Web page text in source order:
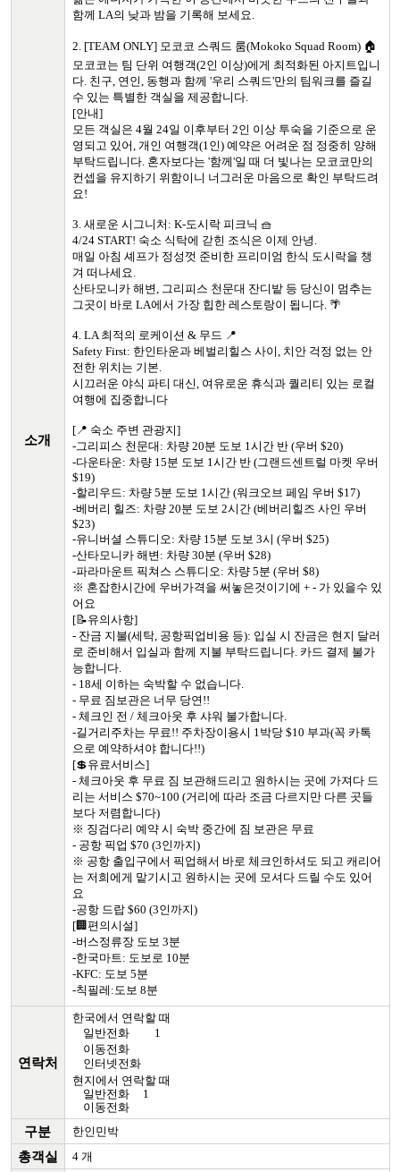
소개
함께 LA의 낮과 밤을 기록해 보세요.
2. [TEAM ONLY] 모코코 스쿼드 룸(Mokoko Squad Room) 🏠
모코코는 팀 단위 여행객(2인 이상)에게 최적화된 아지트입니
다. 친구, 연인, 동행과 함께 '우리 스쿼드'만의 팀워크를 즐길
수 있는 특별한 객실을 제공합니다.
[안내]
모든 객실은 4월 24일 이후부터 2인 이상 투숙을 기준으로 운
영되고 있어, 개인 여행객(1인) 예약은 어려운 점 정중히 양해
부탁드립니다. 혼자보다는 '함께'일 때 더 빛나는 모코코만의
컨셉을 유지하기 위함이니 너그러운 마음으로 확인 부탁드려
요!
3. 새로운 시그니처: K-도시락 피크닉 🧺
4/24 START! 숙소 식탁에 갇힌 조식은 이제 안녕.
매일 아침 셰프가 정성껏 준비한 프리미엄 한식 도시락을 챙
겨 떠나세요.
산타모니카 해변, 그리피스 천문대 잔디밭 등 당신이 멈추는
그곳이 바로 LA에서 가장 힙한 레스토랑이 됩니다. 🌴
4. LA 최적의 로케이션 & 무드 📍
Safety First: 한인타운과 베벌리힐스 사이, 치안 걱정 없는 안
전한 위치는 기본.
시끄러운 야식 파티 대신, 여유로운 휴식과 퀄리티 있는 로컬
여행에 집중합니다
[📍 숙소 주변 관광지]
-그리피스 천문대: 차량 20분 도보 1시간 반 (우버 $20)
-다운타운: 차량 15분 도보 1시간 반 (그랜드센트럴 마켓 우버
$19)
-할리우드: 차량 5분 도보 1시간 (워크오브 페임 우버 $17)
-베버리 힐즈: 차량 20분 도보 2시간 (베버리힐즈 사인 우버
$23)
-유니버셜 스튜디오: 차량 15분 도보 3시 (우버 $25)
-산타모니카 해변: 차량 30분 (우버 $28)
-파라마운트 픽쳐스 스튜디오: 차량 5분 (우버 $8)
※ 혼잡한시간에 우버가격을 써놓은것이기에 + - 가 있을수 있
어요
[📝유의사항]
- 잔금 지불(세탁, 공항픽업비용 등): 입실 시 잔금은 현지 달러
로 준비해서 입실과 함께 지불 부탁드립니다. 카드 결제 불가
능합니다.
- 18세 이하는 숙박할 수 없습니다.
- 무료 짐보관은 너무 당연!!
- 체크인 전 / 체크아웃 후 샤워 불가합니다.
-길거리주차는 무료!! 주차장이용시 1박당 $10 부과(꼭 카톡
으로 예약하셔야 합니다!!)
[💲유료서비스]
- 체크아웃 후 무료 짐 보관해드리고 원하시는 곳에 가져다 드
리는 서비스 $70~100 (거리에 따라 조금 다르지만 다른 곳들
보다 저렴합니다)
※ 징검다리 예약 시 숙박 중간에 짐 보관은 무료
- 공항 픽업 $70 (3인까지)
※ 공항 출입구에서 픽업해서 바로 체크인하셔도 되고 캐리어
는 저희에게 맡기시고 원하시는 곳에 모셔다 드릴 수도 있어
요
-공항 드랍 $60 (3인까지)
[🏢편의시설]
-버스정류장 도보 3분
-한국마트: 도보로 10분
-KFC: 도보 5분
-칙필레:도보 8분
연락처
한국에서 연락할 때
일반전화
1
이동전화
인터넷전화
현지에서 연락할 때
일반전화
1
이동전화
구분 한인민박
총객실 4 개